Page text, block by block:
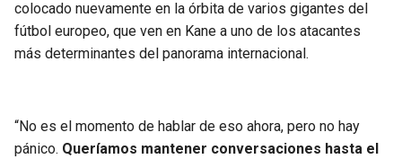
colocado nuevamente en la órbita de varios gigantes del
fútbol europeo, que ven en Kane a uno de los atacantes
más determinantes del panorama internacional.
“No es el momento de hablar de eso ahora, pero no hay
pánico. Queríamos mantener conversaciones hasta el